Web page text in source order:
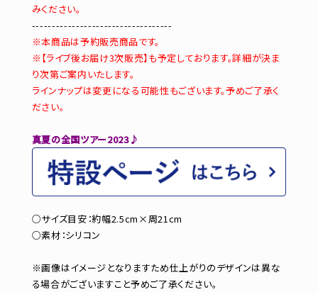
みください。
-----------------------------------
※本商品は予約販売商品です。
※【ライブ後お届け3次販売】も予定しております。詳細が決ま
り次第ご案内いたします。
ラインナップは変更になる可能性もございます。予めご了承く
ださい。
真夏の全国ツアー2023♪
○サイズ目安：約幅2.5cm×周21cm
○素材：シリコン
※画像はイメージとなりますため仕上がりのデザインは異な
る場合がございますこと予めご了承ください。